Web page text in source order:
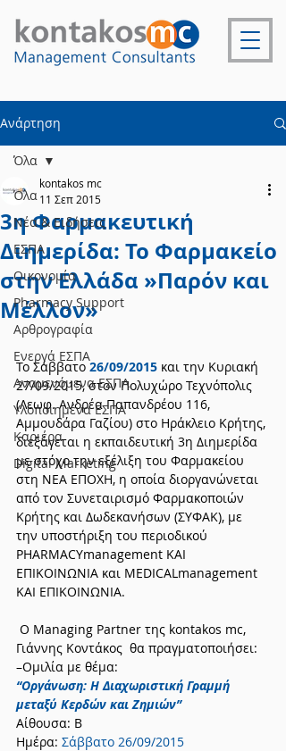
Ανάρτηση
Όλα
Νέα & Ειδήσεις
ΕΣΠΑ
Οικονομία
Pharmacy Support
Αρθρογραφία
Ενεργά ΕΣΠΑ
Αναμενόμενα ΕΣΠΑ
Υλοποιημένα ΕΣΠΑ
Καριέρα
Digital Marketing
Όλα
3η Φαρμακευτική
Διημερίδα: Το Φαρμακείο
στην Ελλάδα »Παρόν και
Μέλλον»
kontakos mc
11 Σεπ 2015
Το Σάββατο 26/09/2015 και την Κυριακή
27/09/2015, στον Πολυχώρο Τεχνόπολις
(Λεωφ. Ανδρέα Παπανδρέου 116,
Αμμουδάρα Γαζίου) στο Ηράκλειο Κρήτης,
διε­ξά­γε­ται η εκπαιδευτική 3η Διη­με­ρίδα
με στόχο την εξέλιξη του Φαρμακείου
στη ΝΕΑ ΕΠΟΧΗ, η οποία διορ­γα­νώ­νε­ται
από τον Συνεταιρισμό Φαρμακοποιών
Κρήτης και Δωδεκανήσων (ΣΥΦΑΚ), με
την υποστήριξη του περιοδικού
PHARMACYmanagement ΚΑΙ
ΕΠΙΚΟΙΝΩΝΙΑ και MEDICALmanagement
ΚΑΙ ΕΠΙΚΟΙΝΩΝΙΑ.
Γιάν­νης Κοντά­κος  θα πραγματοποιήσει:
–Ομι­λία με θέμα:
‘‘Οργάνωση: Η Διαχωριστική Γραμμή
μεταξύ Κερδών και Ζημιών’’
Αίθουσα: Β
Ημέρα: Σάβ­βατο 26/09/2015